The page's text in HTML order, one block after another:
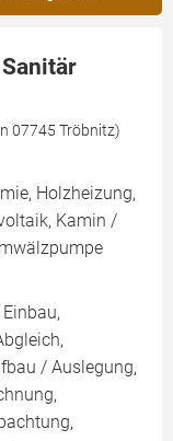
07745 Tröbnitz)
Holzheizung,
Kamin /
/ Auslegung,